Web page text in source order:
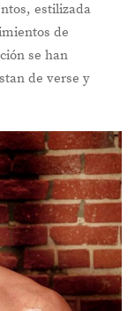
estilizada
de
se han
de verse y